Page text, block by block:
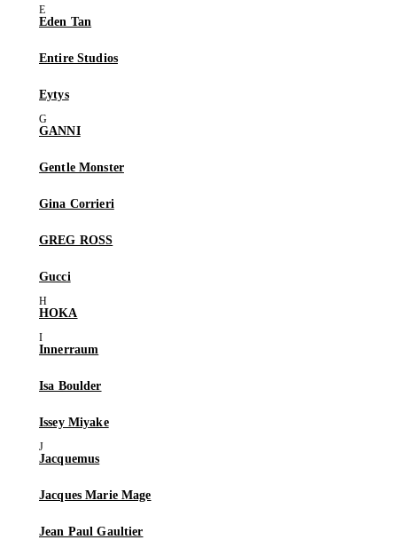
Eden Tan
Entire Studios
Eytys
GANNI
Gentle Monster
Gina Corrieri
GREG ROSS
Gucci
HOKA
Innerraum
Isa Boulder
Issey Miyake
Jacquemus
Jacques Marie Mage
Jean Paul Gaultier